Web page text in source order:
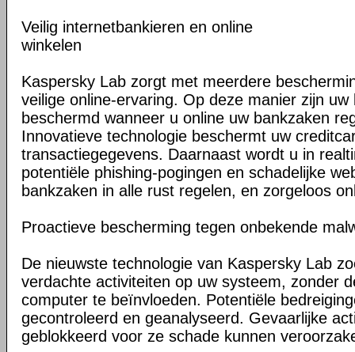
Veilig internetbankieren en online
winkelen
Kaspersky Lab zorgt met meerdere
veilige online-ervaring. Op deze manier zijn uw
beschermd wanneer u online uw bankzaken
Innovatieve technologie beschermt uw
transactiegegevens. Daarnaast wordt u in
potentiële phishing-pogingen en schadelijke
bankzaken in alle rust regelen, en zorgeloos
Proactieve bescherming tegen onbekende
De nieuwste technologie van Kaspersky Lab
verdachte activiteiten op uw systeem, zonder
computer te beïnvloeden. Potentiële
gecontroleerd en geanalyseerd. Gevaarlijke
geblokkeerd voor ze schade kunnen